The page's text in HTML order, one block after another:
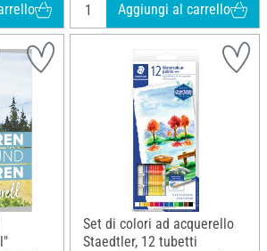
Aggiungi al carrello
Set di colori ad acquerello
Staedtler, 12 tubetti